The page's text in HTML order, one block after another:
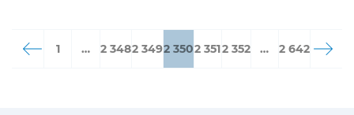
1 … 2 3482 3492 3502 3512 352 … 2 642